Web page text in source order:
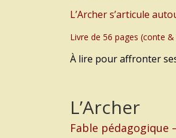
L’Archer s’articule
Livre de 56 pages (conte
À lire pour affronter
L’Archer
Fable pédagogique